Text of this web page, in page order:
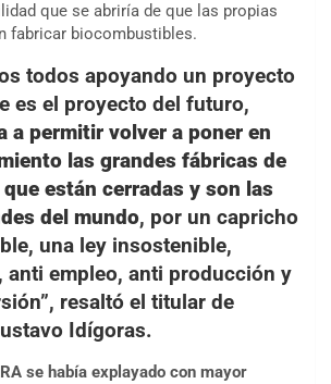
que se abriría de que las propias
fabricar biocombustibles.
todos apoyando un proyecto
es el proyecto del futuro,
a permitir volver a poner en
las grandes fábricas de
están cerradas y son las
del mundo, por un capricho
una ley insostenible,
anti empleo, anti producción y
resaltó el titular de
Idígoras.
se había explayado con mayor